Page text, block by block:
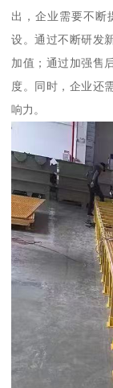
出，企业需要不断
设。通过不断研发
加值；通过加强售
度。同时，企业还
响力。